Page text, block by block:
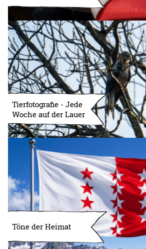
Tierfotografie - Jede
Woche auf der Lauer
Töne der Heimat